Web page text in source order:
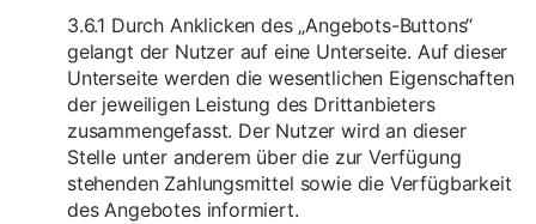
3.6.1 Durch Anklicken des „Angebots-Buttons“
gelangt der Nutzer auf eine Unterseite. Auf dieser
Unterseite werden die wesentlichen Eigenschaften
der jeweiligen Leistung des Drittanbieters
zusammengefasst. Der Nutzer wird an dieser
Stelle unter anderem über die zur Verfügung
stehenden Zahlungsmittel sowie die Verfügbarkeit
des Angebotes informiert.